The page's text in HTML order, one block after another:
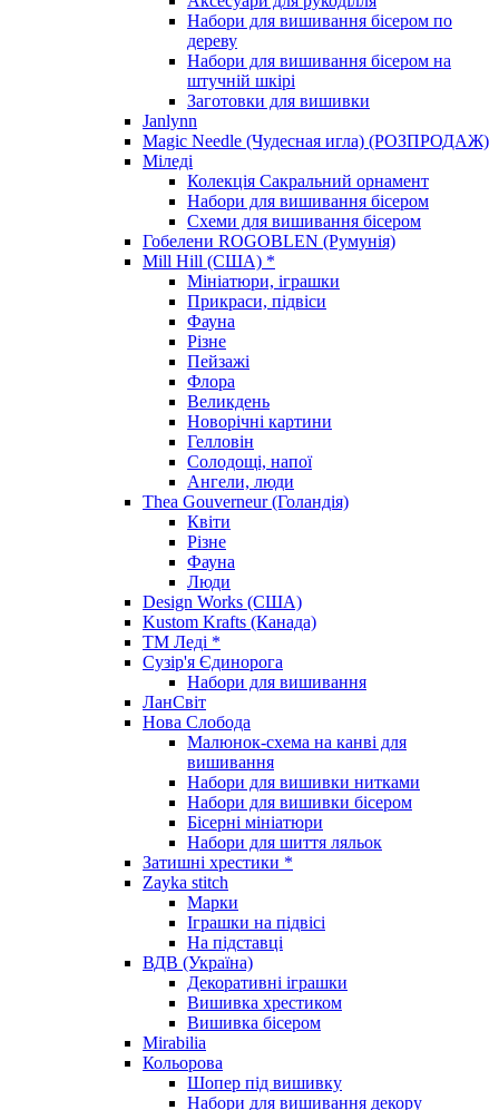
Набори для вишивання бісером по
дереву
Набори для вишивання бісером на
штучній шкірі
Заготовки для вишивки
Janlynn
Magic Needle (Чудесная игла) (РОЗПРОДАЖ)
Міледі
Колекція Сакральний орнамент
Набори для вишивання бісером
Схеми для вишивання бісером
Гобелени ROGOBLEN (Румунія)
Mill Hill (США) *
Мініатюри, іграшки
Прикраси, підвіси
Фауна
Різне
Пейзажі
Флора
Великдень
Новорічні картини
Гелловін
Солодощі, напої
Ангели, люди
Thea Gouverneur (Голандія)
Квіти
Різне
Фауна
Люди
Design Works (США)
Kustom Krafts (Канада)
ТМ Леді *
Сузір'я Єдинорога
Набори для вишивання
ЛанСвіт
Нова Слобода
Малюнок-схема на канві для
вишивання
Набори для вишивки нитками
Набори для вишивки бісером
Бісерні мініатюри
Набори для шиття ляльок
Затишні хрестики *
Zayka stitch
Марки
Іграшки на підвісі
На підставці
ВДВ (Україна)
Декоративні іграшки
Вишивка хрестиком
Вишивка бісером
Mirabilia
Кольорова
Шопер під вишивку
Набори для вишивання декору